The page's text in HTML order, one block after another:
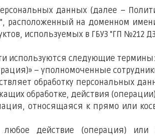
данных (далее –
на доменном имени
используемых в ГБУЗ "ГП №212
используются следующие термины:
– уполномоченные
обработку персональных
обработке, действия
относящаяся к прямо или
любое действие (операция)